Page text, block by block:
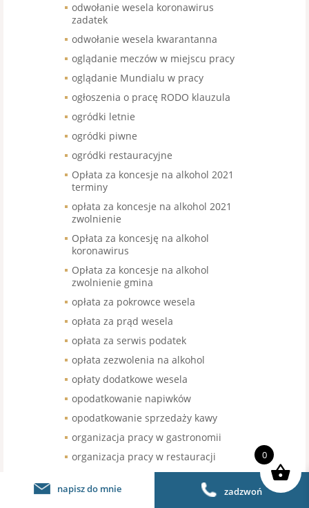
odwołanie wesela koronawirus
zadatek
odwołanie wesela kwarantanna
oglądanie meczów w miejscu pracy
oglądanie Mundialu w pracy
ogłoszenia o pracę RODO klauzula
ogródki letnie
ogródki piwne
ogródki restauracyjne
Opłata za koncesje na alkohol 2021
terminy
opłata za koncesje na alkohol 2021
zwolnienie
Opłata za koncesję na alkohol
koronawirus
Opłata za koncesje na alkohol
zwolnienie gmina
opłata za pokrowce wesela
opłata za prąd wesela
opłata za serwis podatek
opłata zezwolenia na alkohol
opłaty dodatkowe wesela
opodatkowanie napiwków
opodatkowanie sprzedaży kawy
organizacja pracy w gastronomii
organizacja pracy w restauracji
organizacja urodzin stawka VAT
organizacja wesel
napisz do mnie zadzwoń
0